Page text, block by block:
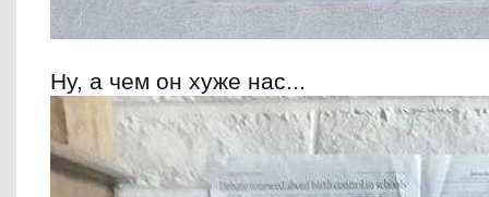
Ну, а чем он хуже нас...